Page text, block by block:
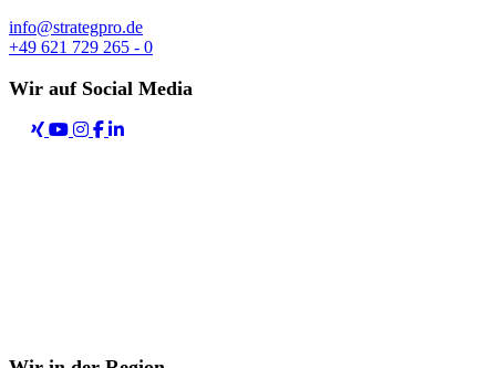
info@strategpro.de
+49 621 729 265 - 0
Wir auf Social Media